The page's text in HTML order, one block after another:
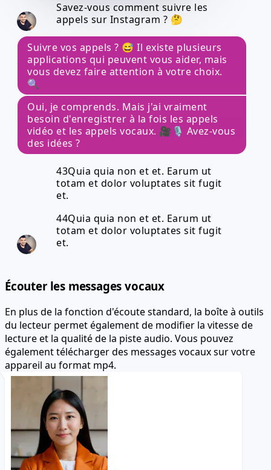
Savez-vous comment suivre les
appels sur Instagram ? 🤔
Suivre vos appels ? 😅 Il existe plusieurs
applications qui peuvent vous aider, mais
vous devez faire attention à votre choix.
🔍
Oui, je comprends. Mais j'ai vraiment
besoin d'enregistrer à la fois les appels
vidéo et les appels vocaux. 🎥🎙️ Avez-vous
des idées ?
43Quia quia non et et. Earum ut
totam et dolor voluptates sit fugit
et.
44Quia quia non et et. Earum ut
totam et dolor voluptates sit fugit
et.
Écouter les messages vocaux
En plus de la fonction d'écoute standard, la boîte à outils
du lecteur permet également de modifier la vitesse de
lecture et la qualité de la piste audio. Vous pouvez
également télécharger des messages vocaux sur votre
appareil au format mp4.